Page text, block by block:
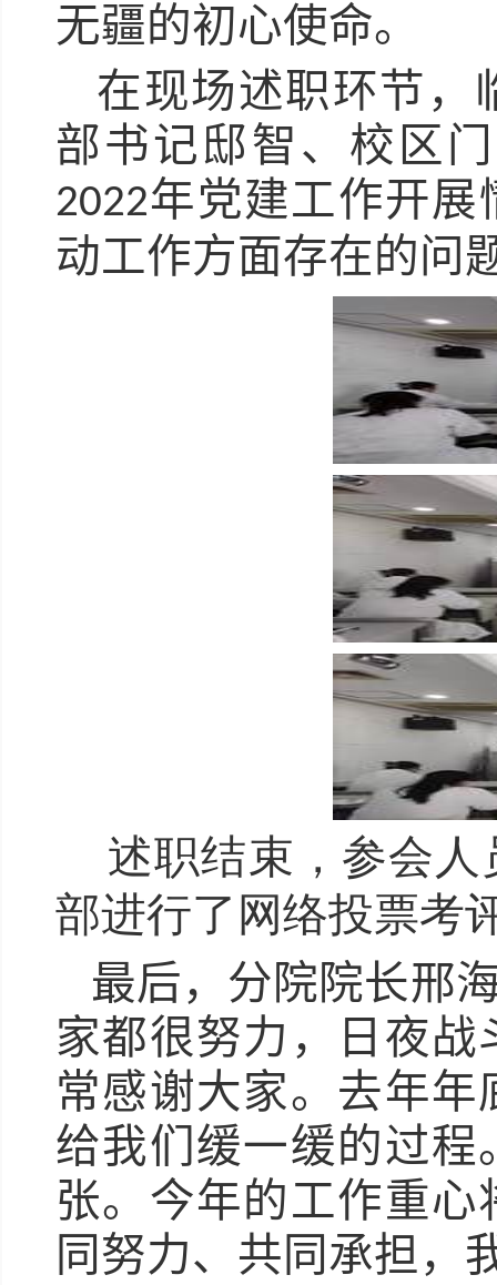
无疆的初心使命。
在现场述职环节，
部书记邸智、校区
2022年党建工作开展
动工作方面存在的问
述职结束，参会
部进行了网络投票考
最后，分院院长邢
家都很努力，日夜
常感谢大家。去年
给我们缓一缓的过
张。今年的工作重
同努力、共同承担，